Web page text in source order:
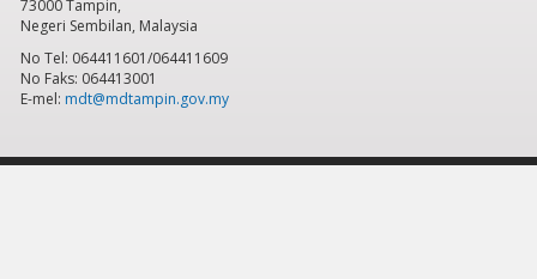
73000 Tampin,
Negeri Sembilan, Malaysia
No Tel: 064411601/064411609
No Faks: 064413001
E-mel: mdt@mdtampin.gov.my